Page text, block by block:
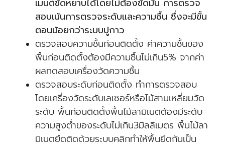
เมนต์ขัดหยาบได้โดยไม่ต้องขัดมัน การตรวจ
สอบเน้นการตรวจระดับและความชื้น ซึ่งจะมีขั้น
ตอนน้อยกว่าระบบปูกาว
ตรวจสอบความชื้นก่อนติดตั้ง ค่าความชื้นของ
พื้นก่อนติดตั้งต้องมีความชื้นไม่เกิน5% จากค่า
ผลทดสอบเครื่องวัดความชื้น
ตรวจสอบระดับก่อนติดตั้ง ทำการตรวจสอบ
โดยเครื่องวัดระดับเลเซอร์หรือไม้สามเหลี่ยมวัด
ระดับ พื้นก่อนติดตั้งพื้นไม้ลามิเนตต้องมีระดับ
ความสูงต่ำของระดับไม่เกิน3มิลลิเมตร พื้นไม้ลา
มิเนตยึดติดด้วยระบบคลิกทำให้พื้นยึดกันเป็น